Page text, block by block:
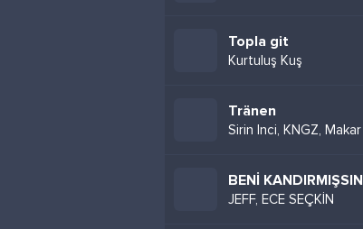
Topla git
Kurtuluş Kuş
Tränen
Sirin Inci, KNGZ, Makar
BENİ KANDIRMIŞSIN
JEFF, ECE SEÇKİN